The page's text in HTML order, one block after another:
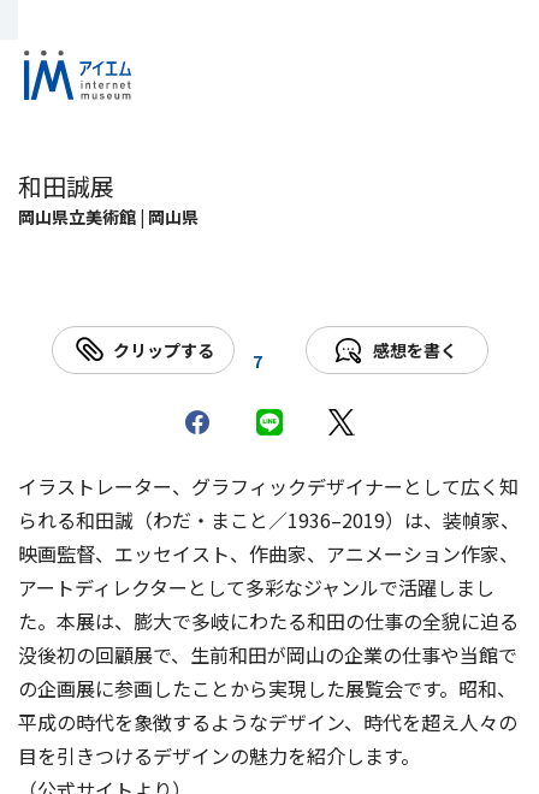
和田誠展
岡山県立美術館 | 岡山県
クリップする 7 感想を書く
イラストレーター、グラフィックデザイナーとして広く知
られる和田誠（わだ・まこと／1936–2019）は、装幀家、
映画監督、エッセイスト、作曲家、アニメーション作家、
アートディレクターとして多彩なジャンルで活躍しまし
た。本展は、膨大で多岐にわたる和田の仕事の全貌に迫る
没後初の回顧展で、生前和田が岡山の企業の仕事や当館で
の企画展に参画したことから実現した展覧会です。昭和、
平成の時代を象徴するようなデザイン、時代を超え人々の
目を引きつけるデザインの魅力を紹介します。